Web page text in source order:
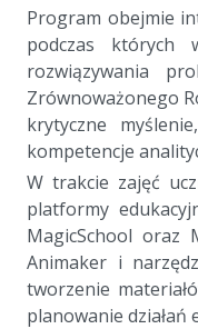
Program obejmie
podczas których
rozwiązywania
Zrównoważonego
krytyczne
kompetencje
W trakcie zajęć
platformy
MagicSchool oraz
Animaker i
tworzenie
planowanie działań